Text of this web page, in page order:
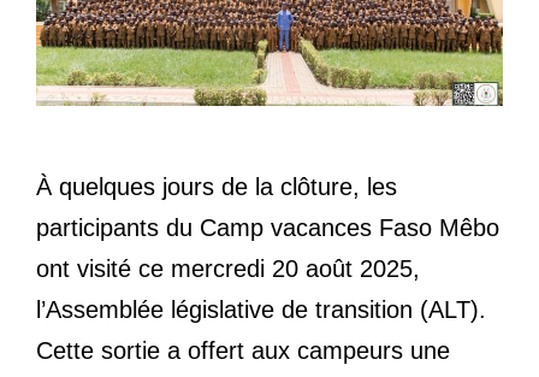
À quelques jours de la clôture, les
participants du Camp vacances Faso Mêbo
ont visité ce mercredi 20 août 2025,
l’Assemblée législative de transition (ALT).
Cette sortie a offert aux campeurs une